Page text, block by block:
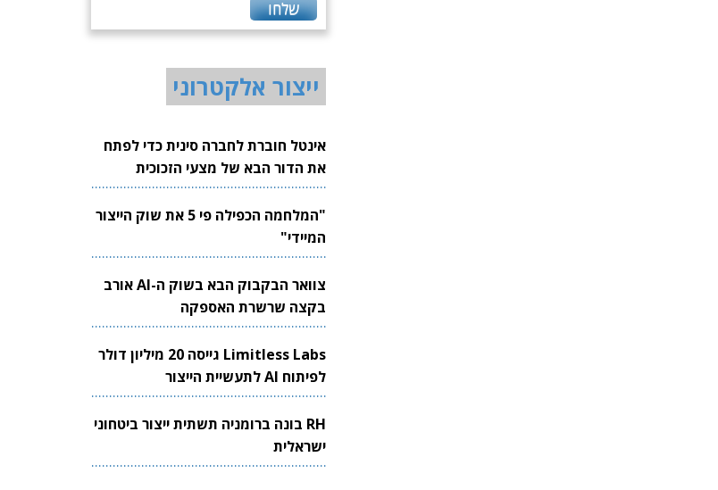
ייצור אלקטרוני
אינטל חוברת לחברה סינית כדי לפתח
את הדור הבא של מצעי הזכוכית
לשבבים
"המלחמה הכפילה פי 5 את שוק הייצור
המיידי"
צוואר הבקבוק הבא בשוק ה-AI אורב
בקצה שרשרת האספקה
Limitless Labs גייסה 20 מיליון דולר
לפיתוח AI לתעשיית הייצור
RH בונה ברומניה תשתית ייצור ביטחוני
ישראלית